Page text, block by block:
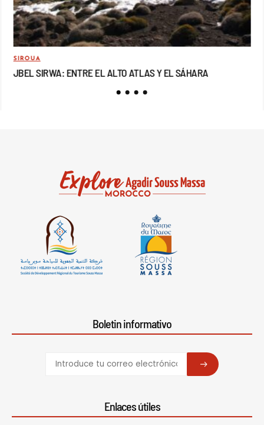
SIROUA
JBEL SIRWA: ENTRE EL ALTO ATLAS Y EL SÁHARA
Boletin informativo
SUBSCRIBE
Enlaces útiles